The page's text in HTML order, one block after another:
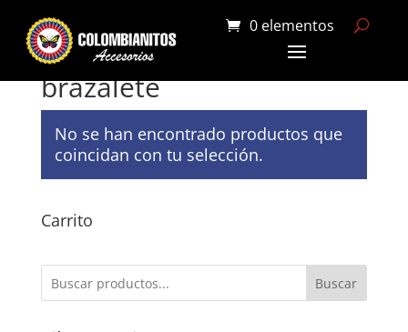
0 elementos
Portada »brazalete
brazalete
No se han encontrado productos que
coincidan con tu selección.
Carrito
Buscar